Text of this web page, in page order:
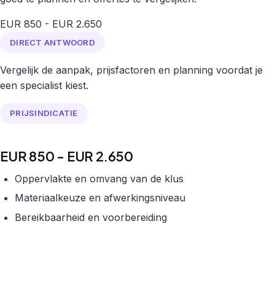
EUR 850 - EUR 2.650
DIRECT ANTWOORD
Vergelijk de aanpak, prijsfactoren en planning voordat je
een specialist kiest.
PRIJSINDICATIE
EUR 850 - EUR 2.650
Oppervlakte en omvang van de klus
Materiaalkeuze en afwerkingsniveau
Bereikbaarheid en voorbereiding